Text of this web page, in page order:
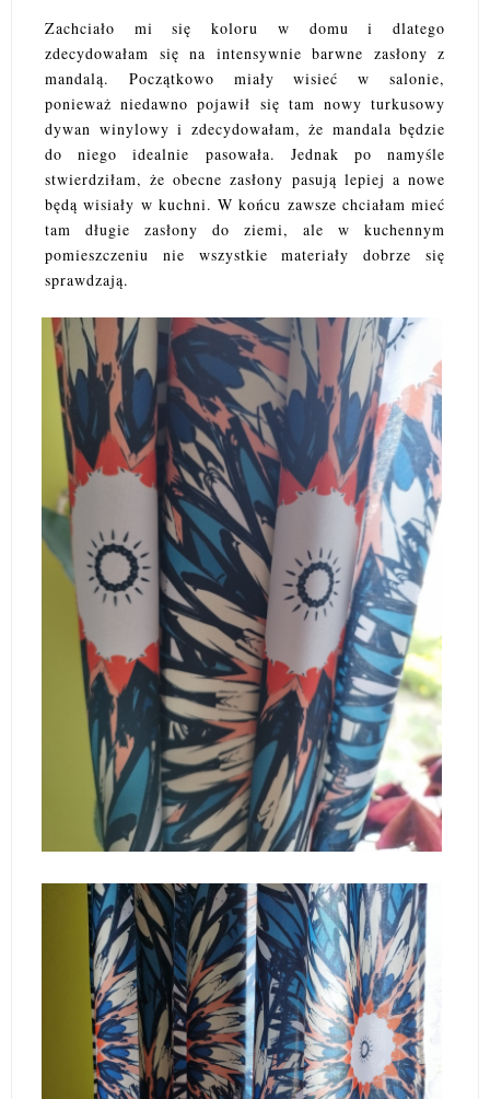
Zachciało mi się koloru w domu i dlatego
zdecydowałam się na intensywnie barwne zasłony z
mandalą. Początkowo miały wisieć w salonie,
ponieważ niedawno pojawił się tam nowy turkusowy
dywan winylowy i zdecydowałam, że mandala będzie
do niego idealnie pasowała. Jednak po namyśle
stwierdziłam, że obecne zasłony pasują lepiej a nowe
będą wisiały w kuchni. W końcu zawsze chciałam mieć
tam długie zasłony do ziemi, ale w kuchennym
pomieszczeniu nie wszystkie materiały dobrze się
sprawdzają.